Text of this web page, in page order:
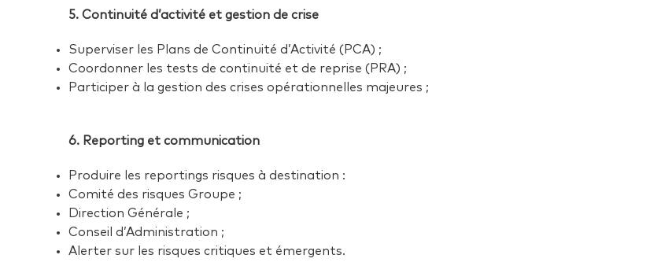
5. Continuité d’activité et gestion de crise
Superviser les Plans de Continuité d’Activité (PCA) ;
Coordonner les tests de continuité et de reprise (PRA) ;
Participer à la gestion des crises opérationnelles majeures ;
6. Reporting et communication
Produire les reportings risques à destination :
Comité des risques Groupe ;
Direction Générale ;
Conseil d’Administration ;
Alerter sur les risques critiques et émergents.